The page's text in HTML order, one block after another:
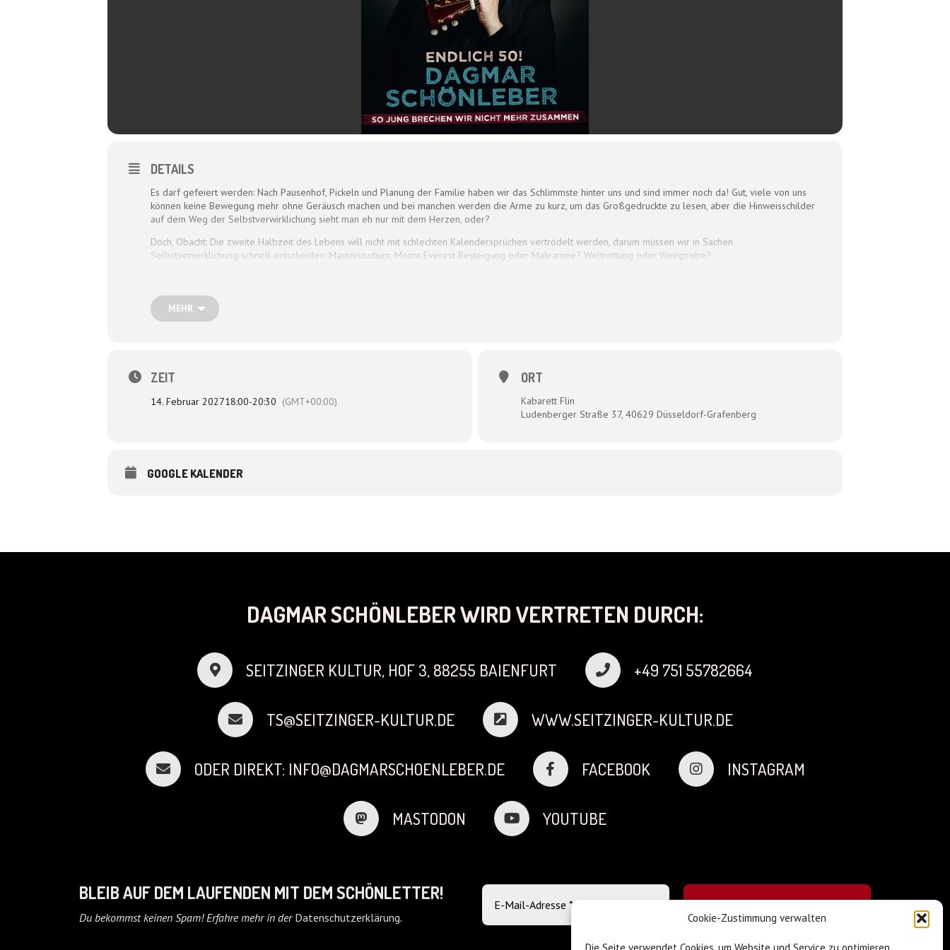
Cookie-Zustimmung verwalten
DETAILS
Es darf gefeiert werden: Nach Pausenhof, Pickeln und Planung der Familie haben wir das Schlimmste hinter uns und sind immer noch da! Gut, viele von uns
können keine Bewegung mehr ohne Geräusch machen und bei manchen werden die Arme zu kurz, um das Großgedruckte zu lesen, aber die Hinweisschilder
auf dem Weg der Selbstverwirklichung sieht man eh nur mit dem Herzen, oder?
Doch, Obacht: Die zweite Halbzeit des Lebens will nicht mit schlechten Kalendersprüchen vertrödelt werden, darum müssen wir in Sachen
Selbstverwirklichung schnell entscheiden: Masterstudium, Mount Everest Besteigung oder Makramee? Weltrettung oder Weinprobe?
ganz eigenen Art Klug- und Albernheit und verkündet: Es ist immer noch alles machbar, denn ü 50 bedeutet doch: Ab jetzt sind wir Goldstandard!
MEHR
ZEIT
14. Februar 202718:00-20:30 (GMT+00:00)
ORT
Kabarett Flin
Ludenberger Straße 37, 40629 Düsseldorf-Grafenberg
GOOGLE KALENDER
DAGMAR SCHÖNLEBER WIRD VERTRETEN DURCH:
SEITZINGER KULTUR, HOF 3, 88255 BAIENFURT +49 751 55782664
TS@SEITZINGER-KULTUR.DE WWW.SEITZINGER-KULTUR.DE
ODER DIREKT: INFO@DAGMARSCHOENLEBER.DE FACEBOOK INSTAGRAM
MASTODON YOUTUBE
BLEIB AUF DEM LAUFENDEN MIT DEM SCHÖNLETTER!
Du bekommst keinen Spam! Erfahre mehr in der Datenschutzerklärung.